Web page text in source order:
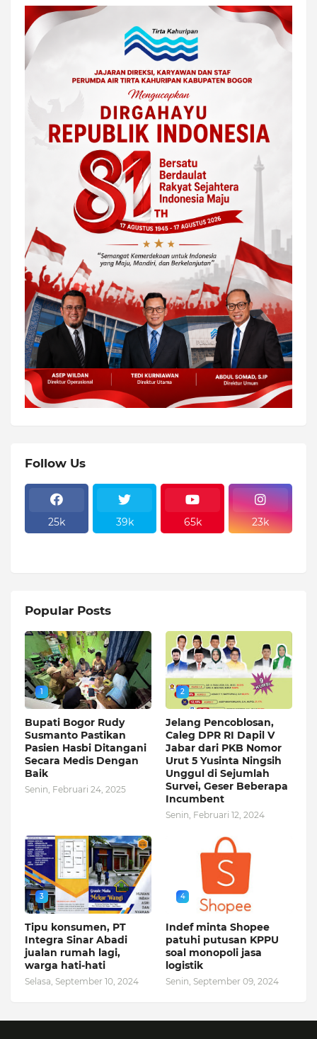
Follow Us
25k 39k 65k 23k
Popular Posts
1
Bupati Bogor Rudy
Susmanto Pastikan
Pasien Hasbi Ditangani
Secara Medis Dengan
Baik
Senin, Februari 24, 2025
2
Jelang Pencoblosan,
Caleg DPR RI Dapil V
Jabar dari PKB Nomor
Urut 5 Yusinta Ningsih
Unggul di Sejumlah
Survei, Geser Beberapa
Incumbent
Senin, Februari 12, 2024
3
Tipu konsumen, PT
Integra Sinar Abadi
jualan rumah lagi,
warga hati-hati
Selasa, September 10, 2024
4
Indef minta Shopee
patuhi putusan KPPU
soal monopoli jasa
logistik
Senin, September 09, 2024